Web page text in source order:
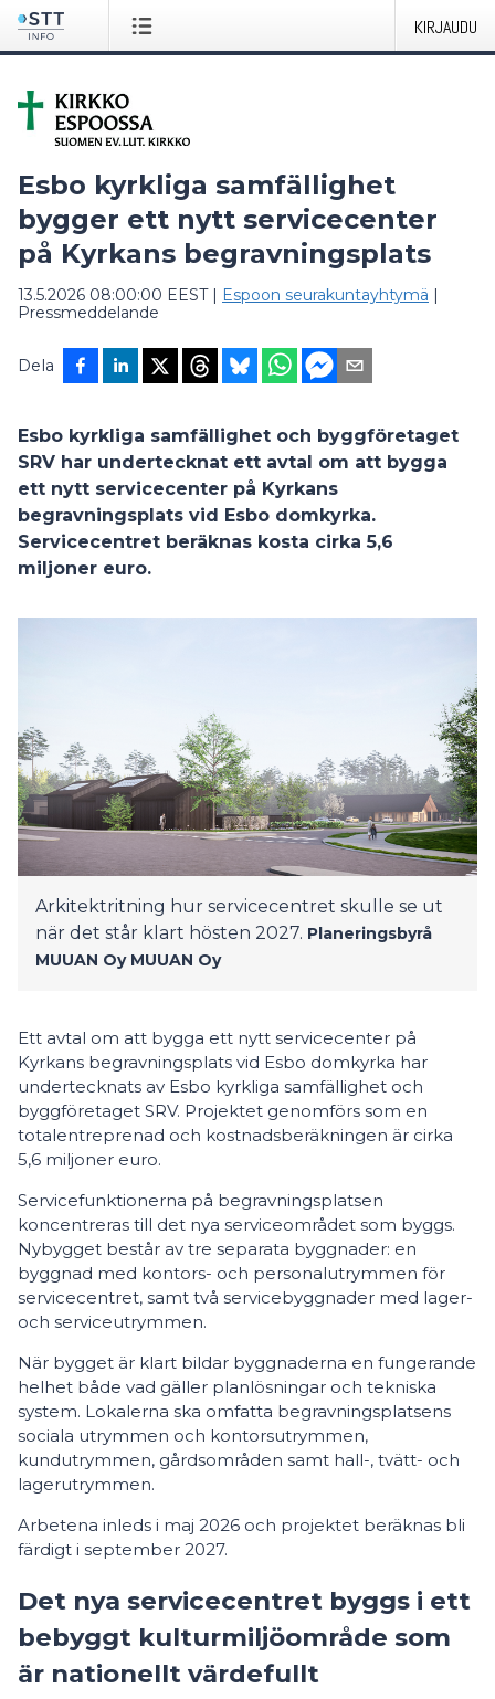
KIRJAUDU
Esbo kyrkliga samfällighet
bygger ett nytt servicecenter
på Kyrkans begravningsplats
13.5.2026 08:00:00 EEST| Espoon seurakuntayhtymä |
Pressmeddelande
Dela
Esbo kyrkliga samfällighet och byggföretaget
SRV har undertecknat ett avtal om att bygga
ett nytt servicecenter på Kyrkans
begravningsplats vid Esbo domkyrka.
Servicecentret beräknas kosta cirka 5,6
miljoner euro.
Arkitektritning hur servicecentret skulle se ut
när det står klart hösten 2027. Planeringsbyrå
MUUAN Oy MUUAN Oy
Ett avtal om att bygga ett nytt servicecenter på
Kyrkans begravningsplats vid Esbo domkyrka har
undertecknats av Esbo kyrkliga samfällighet och
byggföretaget SRV. Projektet genomförs som en
totalentreprenad och kostnadsberäkningen är cirka
5,6 miljoner euro.
Servicefunktionerna på begravningsplatsen
koncentreras till det nya serviceområdet som byggs.
Nybygget består av tre separata byggnader: en
byggnad med kontors- och personalutrymmen för
servicecentret, samt två servicebyggnader med lager-
och serviceutrymmen.
När bygget är klart bildar byggnaderna en fungerande
helhet både vad gäller planlösningar och tekniska
system. Lokalerna ska omfatta begravningsplatsens
sociala utrymmen och kontorsutrymmen,
kundutrymmen, gårdsområden samt hall-, tvätt- och
lagerutrymmen.
Arbetena inleds i maj 2026 och projektet beräknas bli
färdigt i september 2027.
Det nya servicecentret byggs i ett
bebyggt kulturmiljöområde som
är nationellt värdefullt